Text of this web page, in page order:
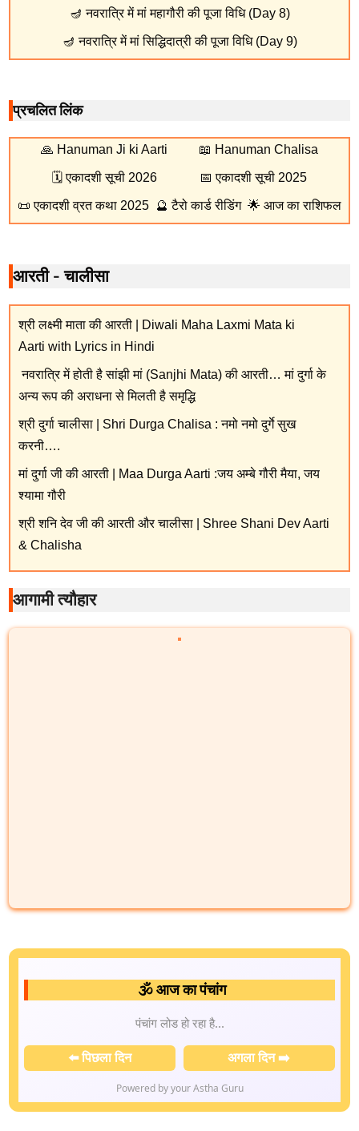
🪔 नवरात्रि में मां महागौरी की पूजा विधि (Day 8)
🪔 नवरात्रि में मां सिद्धिदात्री की पूजा विधि (Day 9)
प्रचलित लिंक
🙏 Hanuman Ji ki Aarti 📖 Hanuman Chalisa
🗓️ एकादशी सूची 2026 📅 एकादशी सूची 2025
📜 एकादशी व्रत कथा 2025 🔮 टैरो कार्ड रीडिंग 🌟 आज का राशिफल
आरती - चालीसा
श्री लक्ष्मी माता की आरती | Diwali Maha Laxmi Mata ki
Aarti with Lyrics in Hindi
नवरात्रि में होती है सांझी मां (Sanjhi Mata) की आरती… मां दुर्गा के
अन्य रूप की अराधना से मिलती है समृद्धि
श्री दुर्गा चालीसा | Shri Durga Chalisa : नमो नमो दुर्गे सुख
करनी….
मां दुर्गा जी की आरती | Maa Durga Aarti :जय अम्बे गौरी मैया, जय
श्यामा गौरी
श्री शनि देव जी की आरती और चालीसा | Shree Shani Dev Aarti
& Chalisha
आगामी त्यौहार
🕉️ आज का पंचांग
पंचांग लोड हो रहा है...
⬅️ पिछला दिन अगला दिन ➡️
Powered by your Astha Guru